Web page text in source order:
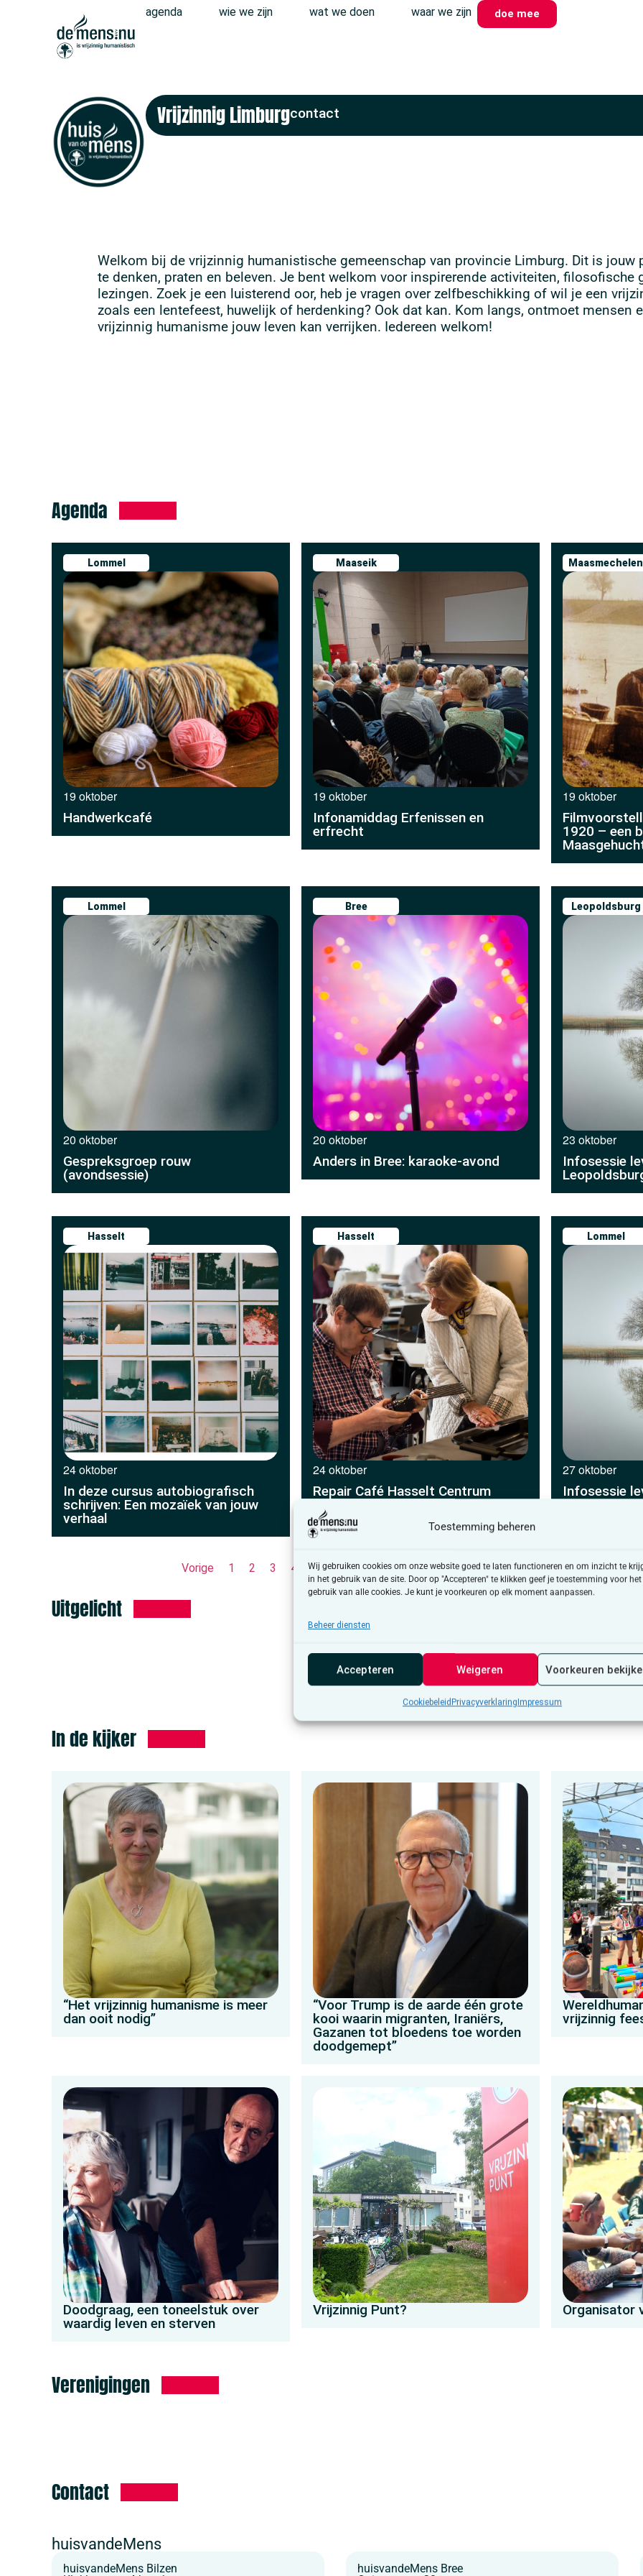
Toestemming beheren
Wij gebruiken cookies om onze website goed te laten functioneren en om inzicht te
in het gebruik van de site. Door op "Accepteren" te klikken geef je toestemming voor het
gebruik van alle cookies. Je kunt je voorkeuren op elk moment aanpassen.
Beheer diensten
Accepteren Weigeren Voorkeuren
Cookiebeleid PrivacyverklaringImpressum
agenda wie we zijn wat we doen waar we zijn doe mee
Vrijzinnig Limburgcontact
Welkom bij de vrijzinnig humanistische gemeenschap van provincie Limburg. Dit is jouw
te denken, praten en beleven. Je bent welkom voor inspirerende activiteiten, filosofische
lezingen. Zoek je een luisterend oor, heb je vragen over zelfbeschikking of wil je een
zoals een lentefeest, huwelijk of herdenking? Ook dat kan. Kom langs, ontmoet mensen
vrijzinnig humanisme jouw leven kan verrijken. Iedereen welkom!
Agenda
Lommel
19 oktober
Handwerkcafé
Maaseik
19 oktober
Infonamiddag Erfenissen en
erfrecht
Maasmechelen
19 oktober
1920 – een
Lommel
20 oktober
Gespreksgroep rouw
(avondsessie)
Bree
20 oktober
Anders in Bree: karaoke-avond
Leopoldsburg
23 oktober
Infosessie
Hasselt
24 oktober
In deze cursus autobiografisch
schrijven: Een mozaïek van jouw
verhaal
Hasselt
24 oktober
Repair Café Hasselt Centrum
Lommel
27 oktober
Infosessie
Vorige 1 2 3 4 5 6 7 8 9 10 11 12 13 14 15 16
Uitgelicht
In de kijker
“Het vrijzinnig humanisme is meer
dan ooit nodig”
“Voor Trump is de aarde één grote
kooi waarin migranten, Iraniërs,
Gazanen tot bloedens toe worden
doodgemept”
vrijzinnig
Doodgraag, een toneelstuk over
waardig leven en sterven
Vrijzinnig Punt? Organisator
Verenigingen
Contact
huisvandeMens
huisvandeMens Bilzen
huisvandeMens Bree